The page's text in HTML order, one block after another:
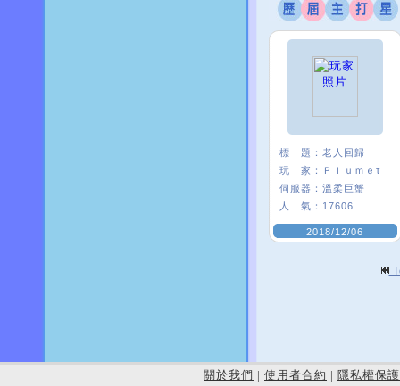
標 題： 老人回歸
玩 家：
Ｐｌｕｍｅτ
伺服器： 溫柔巨蟹
人 氣： 17606
2018/12/06
關於我們 | 使用者合約 | 隱私權保護